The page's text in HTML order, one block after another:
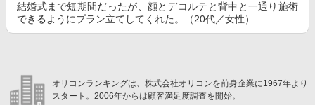
結婚式まで短期間だったが、顔とデコルテと背中と一通り施術
できるようにプラン立てしてくれた。（20代／女性）
オリコンランキングは、株式会社オリコンを前身企業に1967年より
スタート。2006年からは顧客満足度調査を開始。